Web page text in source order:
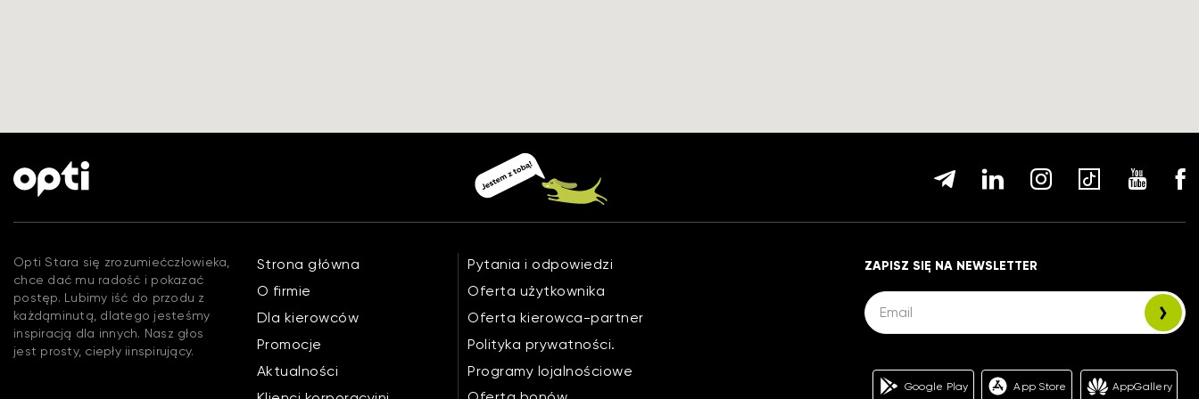
Opti Stara się zrozumiećczłowieka,
chce dać mu radość i pokazać
postęp. Lubimy iść do przodu z
każdąminutą, dlatego jesteśmy
inspiracją dla innych. Nasz głos
jest prosty, ciepły iinspirujący.
Strona główna
O firmie
Dla kierowców
Promocje
Aktualności
Pytania i odpowiedzi
Oferta użytkownika
Oferta kierowca-partner
Polityka prywatności.
Programy lojalnościowe
ZAPISZ SIĘ NA NEWSLETTER
Google Play App Store AppGallery